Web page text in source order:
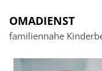
OMADIENST
familiennahe